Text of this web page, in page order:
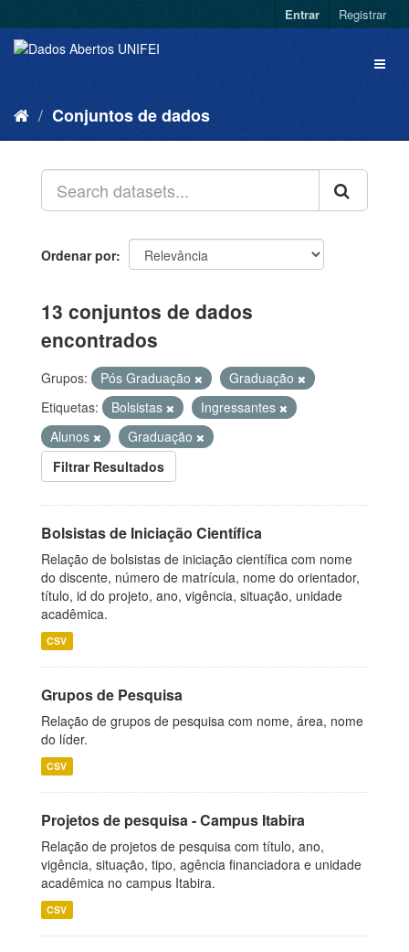
Entrar Registrar
Conjuntos de dados
Ordenar por
13 conjuntos de dados
encontrados
Grupos: Pós Graduação
Graduação
Etiquetas:
Bolsistas
Ingressantes
Alunos
Graduação
Filtrar Resultados
Bolsistas de Iniciação Científica
Relação de bolsistas de iniciação científica com nome
do discente, número de matrícula, nome do orientador,
título, id do projeto, ano, vigência, situação, unidade
acadêmica.
CSV
Grupos de Pesquisa
Relação de grupos de pesquisa com nome, área, nome
do líder.
CSV
Projetos de pesquisa - Campus Itabira
Relação de projetos de pesquisa com título, ano,
vigência, situação, tipo, agência financiadora e unidade
acadêmica no campus Itabira.
CSV